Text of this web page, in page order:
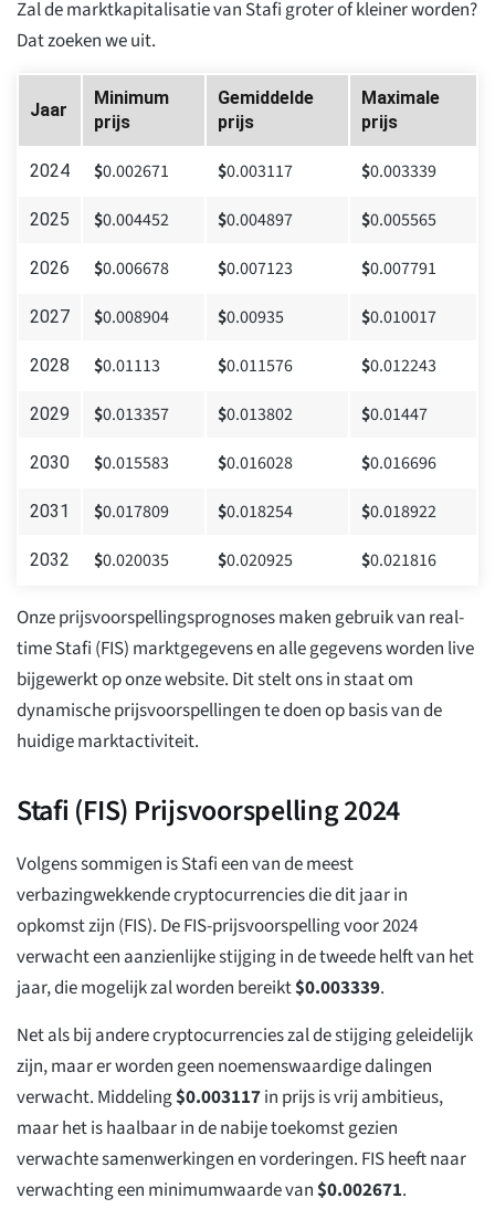
Zal de marktkapitalisatie van Stafi groter of kleiner worden?
Dat zoeken we uit.
Jaar
Minimum
prijs
Gemiddelde
prijs
Maximale
prijs
2024 $0.002671 $0.003117 $0.003339
2025 $0.004452 $0.004897 $0.005565
2026 $0.006678 $0.007123 $0.007791
2027 $0.008904 $0.00935 $0.010017
2028 $0.01113 $0.011576 $0.012243
2029 $0.013357 $0.013802 $0.01447
2030 $0.015583 $0.016028 $0.016696
2031 $0.017809 $0.018254 $0.018922
2032 $0.020035 $0.020925 $0.021816
Onze prijsvoorspellingsprognoses maken gebruik van real-
time Stafi (FIS) marktgegevens en alle gegevens worden live
bijgewerkt op onze website. Dit stelt ons in staat om
dynamische prijsvoorspellingen te doen op basis van de
huidige marktactiviteit.
Stafi (FIS) Prijsvoorspelling 2024
Volgens sommigen is Stafi een van de meest
verbazingwekkende cryptocurrencies die dit jaar in
opkomst zijn (FIS). De FIS-prijsvoorspelling voor 2024
verwacht een aanzienlijke stijging in de tweede helft van het
jaar, die mogelijk zal worden bereikt$0.003339.
Net als bij andere cryptocurrencies zal de stijging geleidelijk
zijn, maar er worden geen noemenswaardige dalingen
verwacht. Middeling$0.003117in prijs is vrij ambitieus,
maar het is haalbaar in de nabije toekomst gezien
verwachte samenwerkingen en vorderingen. FIS heeft naar
verwachting een minimumwaarde van$0.002671.